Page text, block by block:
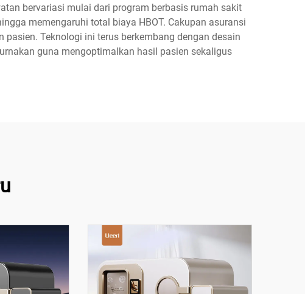
bervariasi mulai dari program berbasis rumah sakit
memengaruhi total biaya HBOT. Cakupan asuransi
Teknologi ini terus berkembang dengan desain
guna mengoptimalkan hasil pasien sekaligus